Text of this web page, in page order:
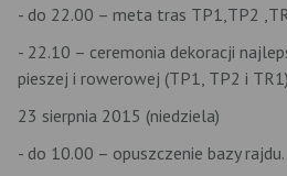
- do 22.00 – meta tras TP1,TP2
- 22.10 – ceremonia dekoracji
pieszej i rowerowej (TP1, TP2 i TR1)
23 sierpnia 2015 (niedziela)
- do 10.00 – opuszczenie bazy rajdu.